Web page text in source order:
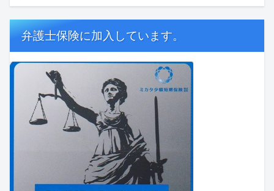
弁護士保険に加入しています。